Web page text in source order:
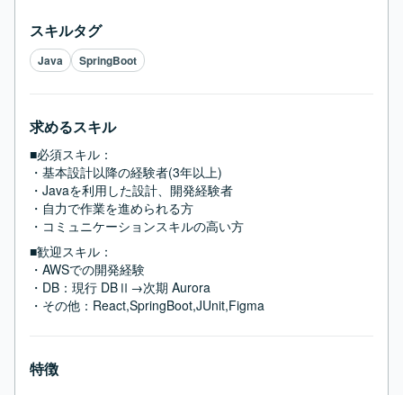
スキルタグ
Java SpringBoot
求めるスキル
■必須スキル：
・基本設計以降の経験者(3年以上)
・Javaを利用した設計、開発経験者
・自力で作業を進められる方
・コミュニケーションスキルの高い方
■歓迎スキル：
・AWSでの開発経験
・DB：現行 DBⅡ→次期 Aurora
・その他：React,SpringBoot,JUnit,Figma
特徴